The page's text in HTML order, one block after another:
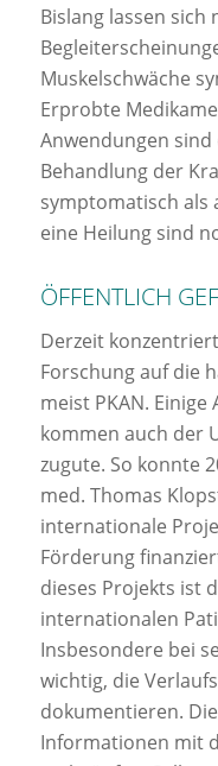
Bislang lassen sich
Muskelschwäche
Erprobte
Anwendungen
Behandlung der
symptomatisch als
eine Heilung sind
ÖFFENTLICH
Derzeit
Forschung auf die
meist PKAN.
kommen auch der
zugute. So konnte
med. Thomas
internationale
Förderung
dieses Projekts ist
internationalen
Insbesondere bei
wichtig, die
dokumentieren.
Informationen mit